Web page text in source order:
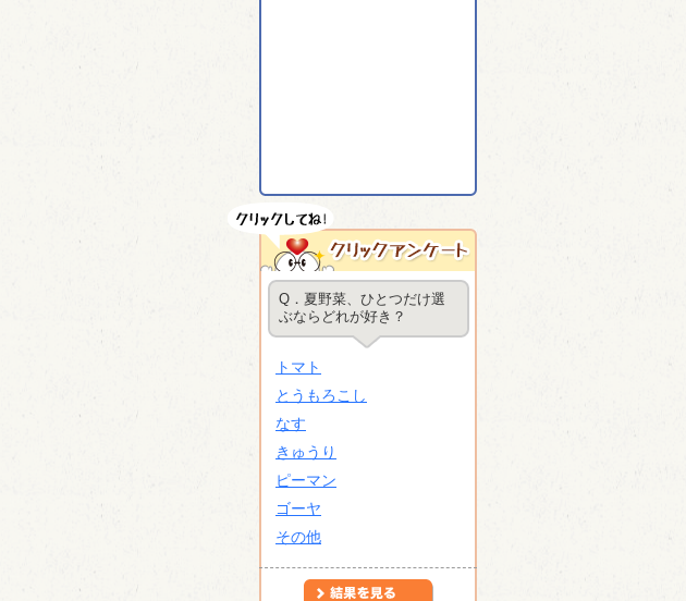
Q．夏野菜、ひとつだけ選
ぶならどれが好き？
トマト
とうもろこし
なす
きゅうり
ピーマン
ゴーヤ
その他